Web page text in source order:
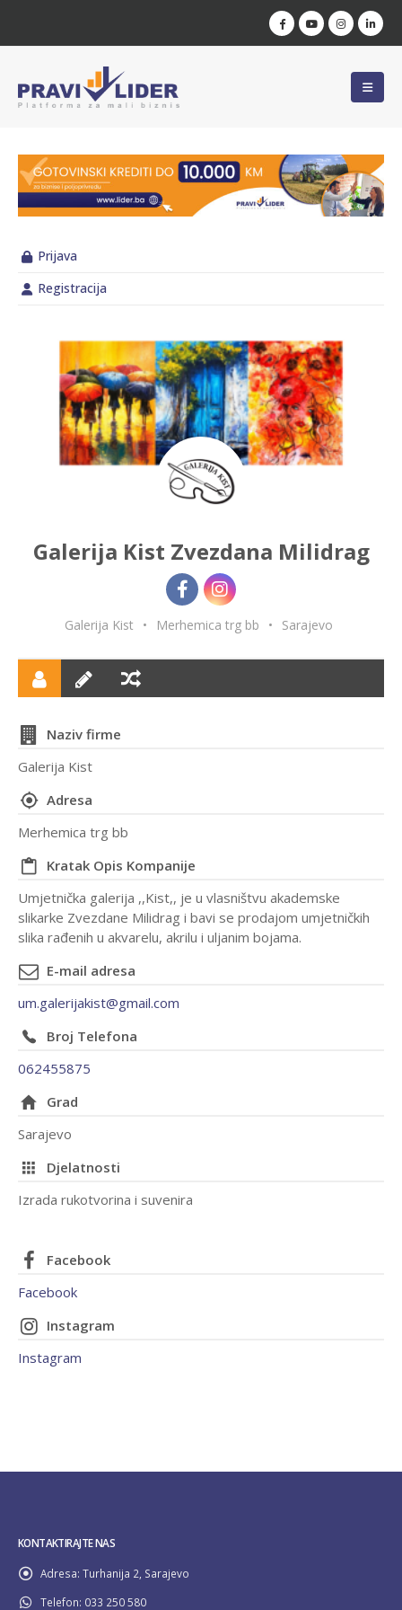
Prijava
Registracija
Galerija Kist Zvezdana Milidrag
Galerija Kist • Merhemica trg bb • Sarajevo
Naziv firme
Galerija Kist
Adresa
Merhemica trg bb
Kratak Opis Kompanije
Umjetnička galerija ,,Kist,, je u vlasništvu akademske
slikarke Zvezdane Milidrag i bavi se prodajom umjetničkih
slika rađenih u akvarelu, akrilu i uljanim bojama.
E-mail adresa
um.galerijakist@gmail.com
Broj Telefona
062455875
Grad
Sarajevo
Djelatnosti
Izrada rukotvorina i suvenira
Facebook
Facebook
Instagram
Instagram
KONTAKTIRAJTE NAS
Adresa: Turhanija 2, Sarajevo
Telefon: 033 250 580